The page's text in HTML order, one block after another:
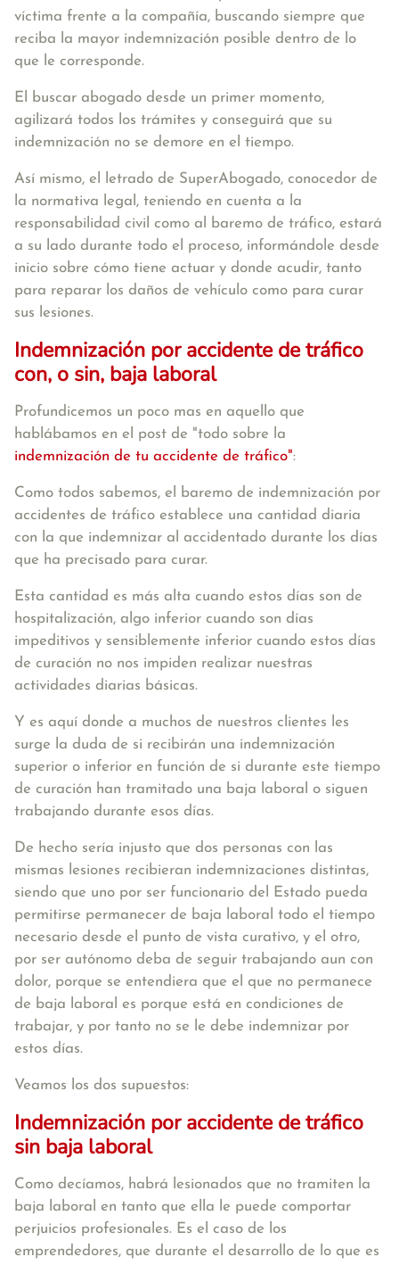
víctima frente a la compañía, buscando siempre que
reciba la mayor indemnización posible dentro de lo
que le corresponde.
El buscar abogado desde un primer momento,
agilizará todos los trámites y conseguirá que su
indemnización no se demore en el tiempo.
Así mismo, el letrado de SuperAbogado, conocedor de
la normativa legal, teniendo en cuenta a la
responsabilidad civil como al baremo de tráfico, estará
a su lado durante todo el proceso, informándole desde
inicio sobre cómo tiene actuar y donde acudir, tanto
para reparar los daños de vehículo como para curar
sus lesiones.
Indemnización por accidente de tráfico
con, o sin, baja laboral
Profundicemos un poco mas en aquello que
hablábamos en el post de "todo sobre la
indemnización de tu accidente de tráfico":
Como todos sabemos, el baremo de indemnización por
accidentes de tráfico establece una cantidad diaria
con la que indemnizar al accidentado durante los días
que ha precisado para curar.
Esta cantidad es más alta cuando estos días son de
hospitalización, algo inferior cuando son días
impeditivos y sensiblemente inferior cuando estos días
de curación no nos impiden realizar nuestras
actividades diarias básicas.
Y es aquí donde a muchos de nuestros clientes les
surge la duda de si recibirán una indemnización
superior o inferior en función de si durante este tiempo
de curación han tramitado una baja laboral o siguen
trabajando durante esos días.
De hecho sería injusto que dos personas con las
mismas lesiones recibieran indemnizaciones distintas,
siendo que uno por ser funcionario del Estado pueda
permitirse permanecer de baja laboral todo el tiempo
necesario desde el punto de vista curativo, y el otro,
por ser autónomo deba de seguir trabajando aun con
dolor, porque se entendiera que el que no permanece
de baja laboral es porque está en condiciones de
trabajar, y por tanto no se le debe indemnizar por
estos días.
Veamos los dos supuestos:
Indemnización por accidente de tráfico
sin baja laboral
Como decíamos, habrá lesionados que no tramiten la
baja laboral en tanto que ella le puede comportar
perjuicios profesionales. Es el caso de los
emprendedores, que durante el desarrollo de lo que es